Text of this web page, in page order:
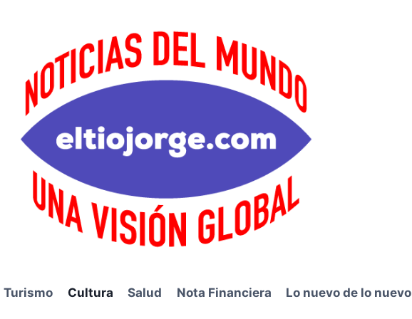
Turismo Cultura Salud Nota Financiera Lo nuevo de lo nuevo